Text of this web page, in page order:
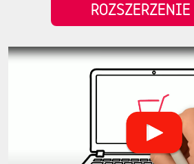
ROZSZERZENIE